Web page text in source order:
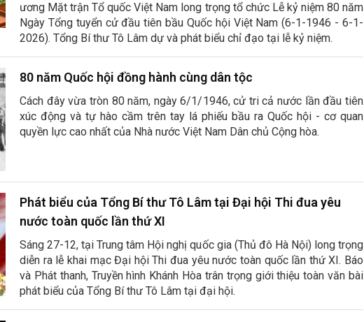
ương Mặt trận Tổ quốc Việt Nam long trọng tổ chức Lễ kỷ niệm 80 năm
Ngày Tổng tuyển cử đầu tiên bầu Quốc hội Việt Nam (6-1-1946 - 6-1-
2026). Tổng Bí thư Tô Lâm dự và phát biểu chỉ đạo tại lễ kỷ niệm.
80 năm Quốc hội đồng hành cùng dân tộc
Cách đây vừa tròn 80 năm, ngày 6/1/1946, cử tri cả nước lần đầu tiên
xúc động và tự hào cầm trên tay lá phiếu bầu ra Quốc hội - cơ quan
quyền lực cao nhất của Nhà nước Việt Nam Dân chủ Cộng hòa.
Phát biểu của Tổng Bí thư Tô Lâm tại Đại hội Thi đua yêu
nước toàn quốc lần thứ XI
Sáng 27-12, tại Trung tâm Hội nghị quốc gia (Thủ đô Hà Nội) long trọng
diễn ra lễ khai mạc Đại hội Thi đua yêu nước toàn quốc lần thứ XI. Báo
và Phát thanh, Truyền hình Khánh Hòa trân trọng giới thiệu toàn văn bài
phát biểu của Tổng Bí thư Tô Lâm tại đại hội.